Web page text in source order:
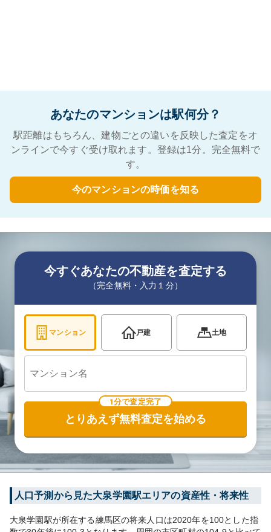
あなたのマンションは駅何分？
駅距離はもちろん、建物ごとの違いを反映した査定をオ
ンラインで今すぐ受け取れます。登録は1分。完全無料で
す。
今のマンションの時価を知る
今すぐあなたの不動産を査定する
（完全無料・入力１分）
マンション 戸建 土地
1分で査定完了
とりあえず無料査定を始める
人口予測から見た大泉学園駅エリアの資産性・将来性
大泉学園駅が所在する練馬区の将来人口は2020年を100とした指